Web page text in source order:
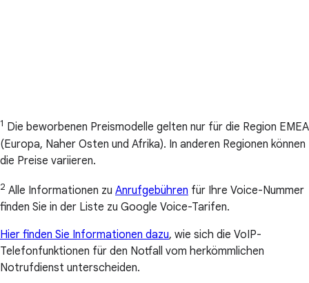
1 Die beworbenen Preismodelle gelten nur für die Region EMEA
(Europa, Naher Osten und Afrika). In anderen Regionen können
die Preise variieren.
2 Alle Informationen zu Anrufgebühren für Ihre Voice-Nummer
finden Sie in der Liste zu Google Voice-Tarifen.
Hier finden Sie Informationen dazu, wie sich die VoIP-
Telefonfunktionen für den Notfall vom herkömmlichen
Notrufdienst unterscheiden.